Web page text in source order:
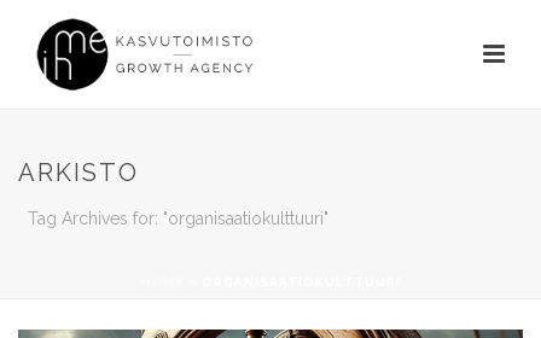
ARKISTO
Tag Archives for: "organisaatiokulttuuri"